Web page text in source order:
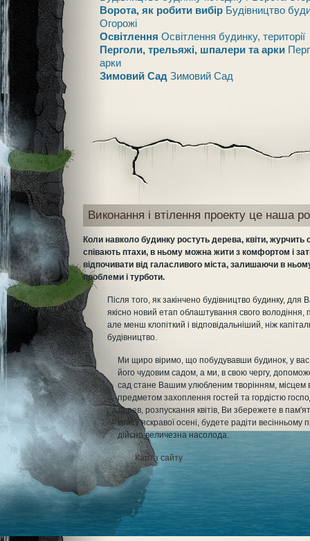
Ворота, як робити вибір Будівництво
Огорожі
Освітлення Освітлення будинку, території
Перголи, трельяжі, шпалери та арки
арки
Зимовий Сад Зимовий Сад
Виконання і втілення проекту це наша
Коли навколо будинку ростуть дерева, квіти, журчить
співають птахи, в ньому можна жити з комфортом і
відпочивати від галасливого міста, залишаючи в
проблеми і турботи.
Після того, як закінчено будівництво будинку, для
якісно новий етап облаштування свого володіння,
але менш клопіткий і відповідальніший, ніж
будівництво.
Ми щиро віримо, що побудувавши будинок, у
його чудовим садом, а ми, в свою чергу,
сад стане Вашим улюбленим творінням, місцем
предметом захоплення гостей та гордістю
дерев, розпускання квітів, Ви збережете в
красу яскравої осені, будете радіти весінньому
дійсно величезна насолода.
Карта сайту